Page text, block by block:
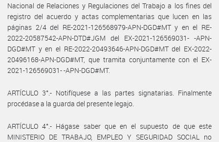
Nacional de Relaciones y Regulaciones del Trabajo a los fines del
registro del acuerdo y actas complementarias que lucen en las
páginas 2/4 del RE-2021-126568979-APN-DGD#MT y en el RE-
2022-20587542-APN-DTD#JGM del EX-2021-126569031- -APN-
DGD#MT y en el RE-2022-20493646-APN-DGD#MT del EX-2022-
20496168-APN-DGD#MT, que tramita conjuntamente con el EX-
2021-126569031- -APN-DGD#MT.
ARTÍCULO 3°.- Notifíquese a las partes signatarias. Finalmente
procédase a la guarda del presente legajo.
ARTÍCULO 4°.- Hágase saber que en el supuesto de que este
MINISTERIO DE TRABAJO, EMPLEO Y SEGURIDAD SOCIAL no